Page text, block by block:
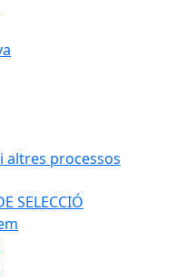
altres processos
SELECCIÓ